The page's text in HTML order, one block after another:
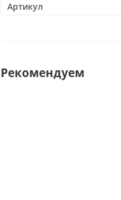
Артикул
Рекомендуем